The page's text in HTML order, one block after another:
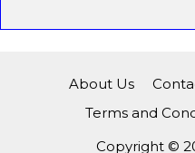
About Us
Terms and
Copyright ©